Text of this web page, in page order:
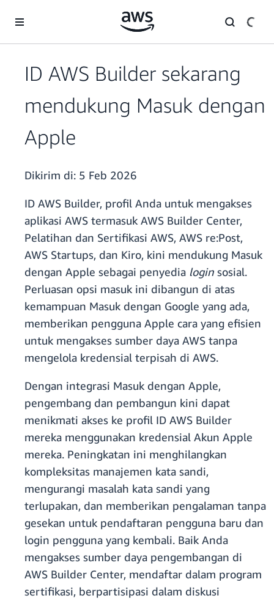
ID AWS Builder sekarang
mendukung Masuk dengan
Apple
Dikirim di: 5 Feb 2026
ID AWS Builder, profil Anda untuk mengakses
aplikasi AWS termasuk AWS Builder Center,
Pelatihan dan Sertifikasi AWS, AWS re:Post,
AWS Startups, dan Kiro, kini mendukung Masuk
dengan Apple sebagai penyedia login sosial.
Perluasan opsi masuk ini dibangun di atas
kemampuan Masuk dengan Google yang ada,
memberikan pengguna Apple cara yang efisien
untuk mengakses sumber daya AWS tanpa
mengelola kredensial terpisah di AWS.
Dengan integrasi Masuk dengan Apple,
pengembang dan pembangun kini dapat
menikmati akses ke profil ID AWS Builder
mereka menggunakan kredensial Akun Apple
mereka. Peningkatan ini menghilangkan
kompleksitas manajemen kata sandi,
mengurangi masalah kata sandi yang
terlupakan, dan memberikan pengalaman tanpa
gesekan untuk pendaftaran pengguna baru dan
login pengguna yang kembali. Baik Anda
mengakses sumber daya pengembangan di
AWS Builder Center, mendaftar dalam program
sertifikasi, berpartisipasi dalam diskusi